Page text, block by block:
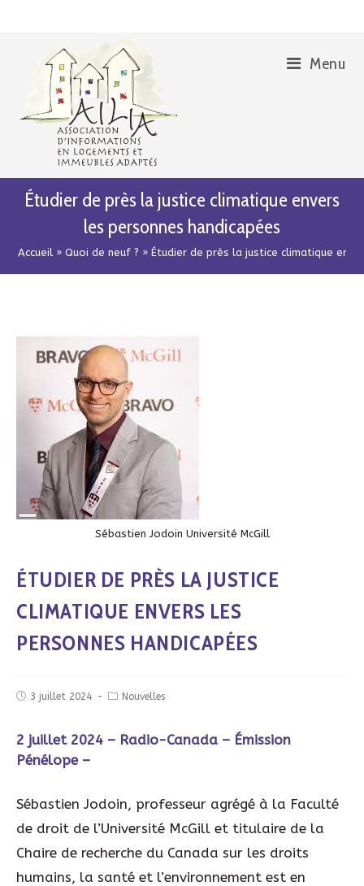
Content
navigation
Menu
Étudier de près la justice climatique envers
les personnes handicapées
Accueil»Quoi de neuf ? »Étudier de près la justice climatique
Long
Sébastien Jodoin Université McGill
ÉTUDIER DE PRÈS LA JUSTICE
CLIMATIQUE ENVERS LES
PERSONNES HANDICAPÉES
3 juillet 2024 Nouvelles
2 juillet 2024 – Radio-Canada – Émission
Pénélope –
Sébastien Jodoin, professeur agrégé à la Faculté
de droit de l’Université McGill et titulaire de la
Chaire de recherche du Canada sur les droits
humains, la santé et l’environnement est en